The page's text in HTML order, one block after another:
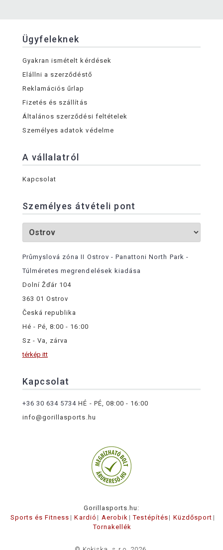
Ügyfeleknek
Gyakran ismételt kérdések
Elállni a szerződéstő
Reklamációs űrlap
Fizetés és szállítás
Általános szerződési feltételek
Személyes adatok védelme
A vállalatról
Kapcsolat
Személyes átvételi pont
Průmyslová zóna II Ostrov - Panattoni North Park -
Túlméretes megrendelések kiadása
Dolní Žďár 104
363 01 Ostrov
Česká republika
Hé - Pé, 8:00 - 16:00
Sz - Va, zárva
térkép itt
Kapcsolat
+36 30 634 5734 HÉ - PÉ, 08:00 - 16:00
info@gorillasports.hu
Gorillasports.hu:
Sports és Fitness
Kardió Aerobik Testépítés
Küzdősport
Tornakellék